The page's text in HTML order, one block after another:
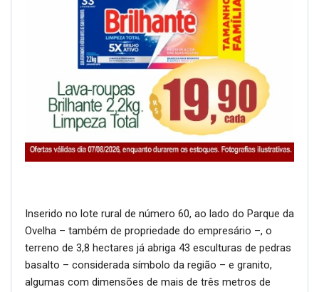
Inserido no lote rural de número 60, ao lado do Parque da
Ovelha – também de propriedade do empresário –, o
terreno de 3,8 hectares já abriga 43 esculturas de pedras
basalto – considerada símbolo da região – e granito,
algumas com dimensões de mais de três metros de